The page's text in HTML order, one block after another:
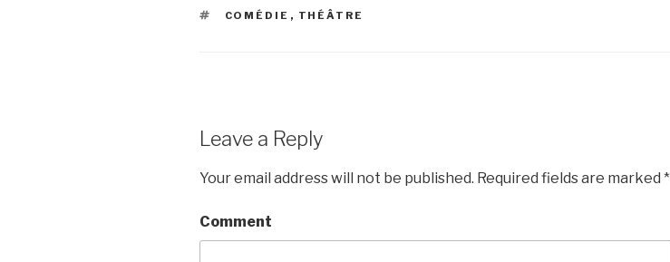
TAGS
COMÉDIE , THÉÂTRE
Leave a Reply
Your email address will not be published. Required fields are marked *
Comment